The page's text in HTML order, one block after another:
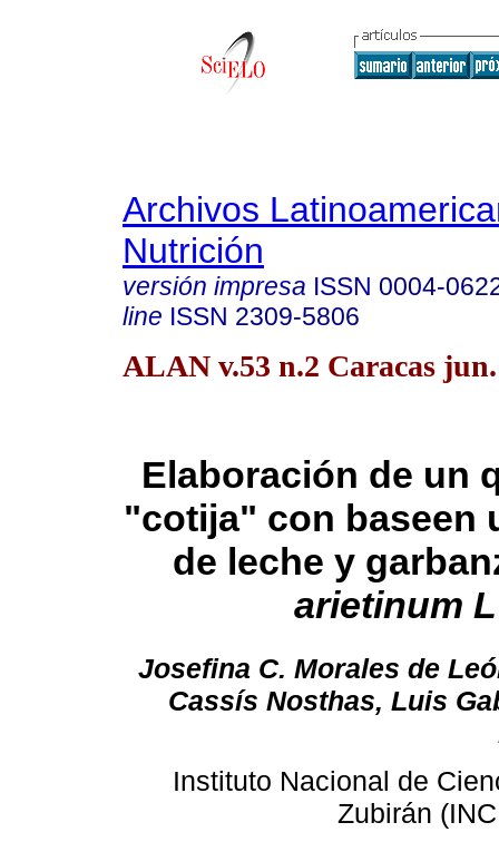
Archivos
Nutrición
versión impresa ISSN 0004-
line ISSN 2309-5806
ALAN v.53 n.2 Caracas
Elaboración de un
"cotija" con baseen
de leche y
arietinum L
Josefina C. Morales de
Cassís Nosthas, Luis
Instituto Nacional de
Zubirán